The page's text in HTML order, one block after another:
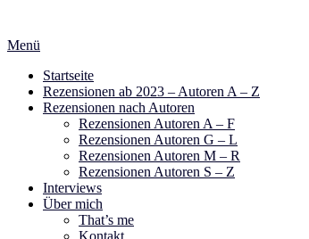
springen
Menü
Startseite
Rezensionen ab 2023 – Autoren A – Z
Rezensionen nach Autoren
Rezensionen Autoren A – F
Rezensionen Autoren G – L
Rezensionen Autoren M – R
Rezensionen Autoren S – Z
Interviews
Über mich
That’s me
Kontakt